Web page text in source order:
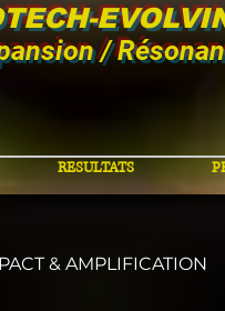
/
RESULTATS
& AMPLIFICATION